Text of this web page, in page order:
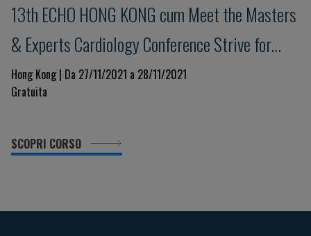
13th ECHO HONG KONG cum Meet the Masters
& Experts Cardiology Conference Strive for
Clinical Excellence in COVID Pandemic
Hong Kong | Da 27/11/2021 a 28/11/2021
Gratuita
SCOPRI CORSO